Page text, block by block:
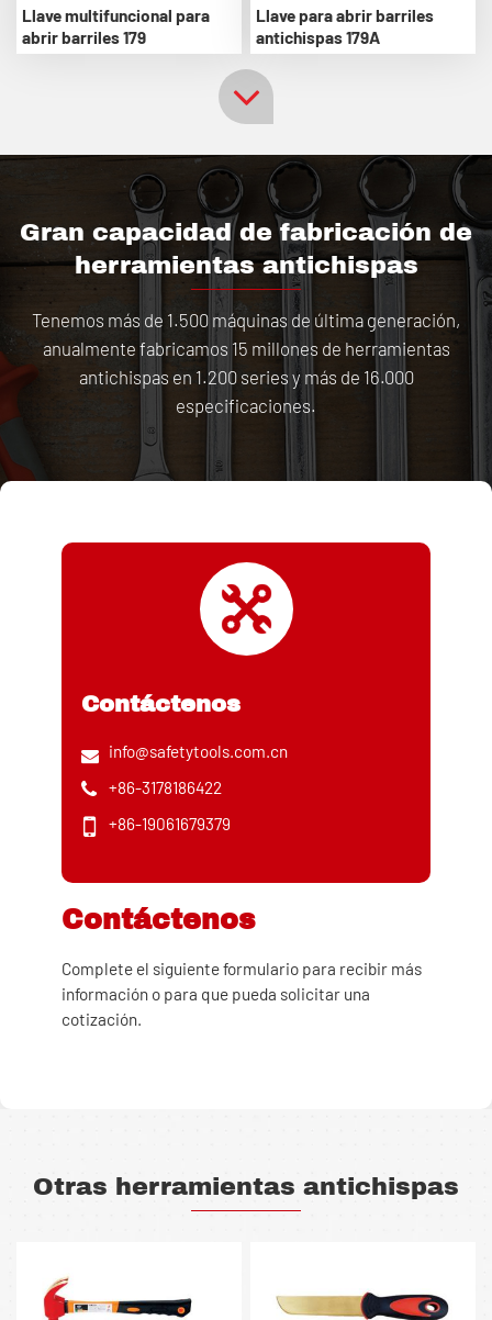
Llave multifuncional para
abrir barriles 179
Llave para abrir barriles
antichispas 179A
Gran capacidad de fabricación de
herramientas antichispas
Tenemos más de 1.500 máquinas de última generación,
anualmente fabricamos 15 millones de herramientas
antichispas en 1.200 series y más de 16.000
especificaciones.
Contáctenos
info@safetytools.com.cn
+86-3178186422
+86-19061679379
Contáctenos
Complete el siguiente formulario para recibir más
información o para que pueda solicitar una
cotización.
Otras herramientas antichispas